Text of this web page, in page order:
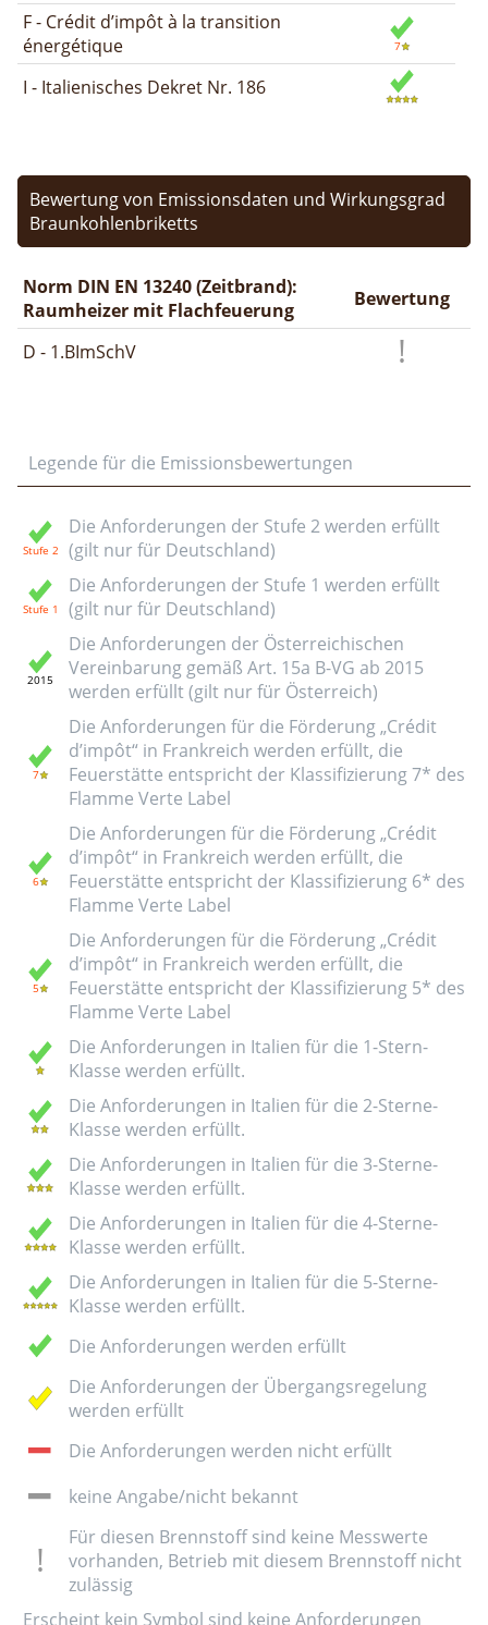
F - Crédit d’impôt à la transition
énergétique
I - Italienisches Dekret Nr. 186
Bewertung von Emissionsdaten und Wirkungsgrad
Braunkohlenbriketts
Norm DIN EN 13240 (Zeitbrand):
Raumheizer mit Flachfeuerung
Bewertung
D - 1.BImSchV
Legende für die Emissionsbewertungen
Die Anforderungen der Stufe 2 werden erfüllt
(gilt nur für Deutschland)
Die Anforderungen der Stufe 1 werden erfüllt
(gilt nur für Deutschland)
Die Anforderungen der Österreichischen
Vereinbarung gemäß Art. 15a B-VG ab 2015
werden erfüllt (gilt nur für Österreich)
Die Anforderungen für die Förderung „Crédit
d’impôt“ in Frankreich werden erfüllt, die
Feuerstätte entspricht der Klassifizierung 7* des
Flamme Verte Label
Die Anforderungen für die Förderung „Crédit
d’impôt“ in Frankreich werden erfüllt, die
Feuerstätte entspricht der Klassifizierung 6* des
Flamme Verte Label
Die Anforderungen für die Förderung „Crédit
d’impôt“ in Frankreich werden erfüllt, die
Feuerstätte entspricht der Klassifizierung 5* des
Flamme Verte Label
Die Anforderungen in Italien für die 1-Stern-
Klasse werden erfüllt.
Die Anforderungen in Italien für die 2-Sterne-
Klasse werden erfüllt.
Die Anforderungen in Italien für die 3-Sterne-
Klasse werden erfüllt.
Die Anforderungen in Italien für die 4-Sterne-
Klasse werden erfüllt.
Die Anforderungen in Italien für die 5-Sterne-
Klasse werden erfüllt.
Die Anforderungen werden erfüllt
Die Anforderungen der Übergangsregelung
werden erfüllt
Die Anforderungen werden nicht erfüllt
keine Angabe/nicht bekannt
Für diesen Brennstoff sind keine Messwerte
vorhanden, Betrieb mit diesem Brennstoff nicht
zulässig
Erscheint kein Symbol sind keine Anforderungen